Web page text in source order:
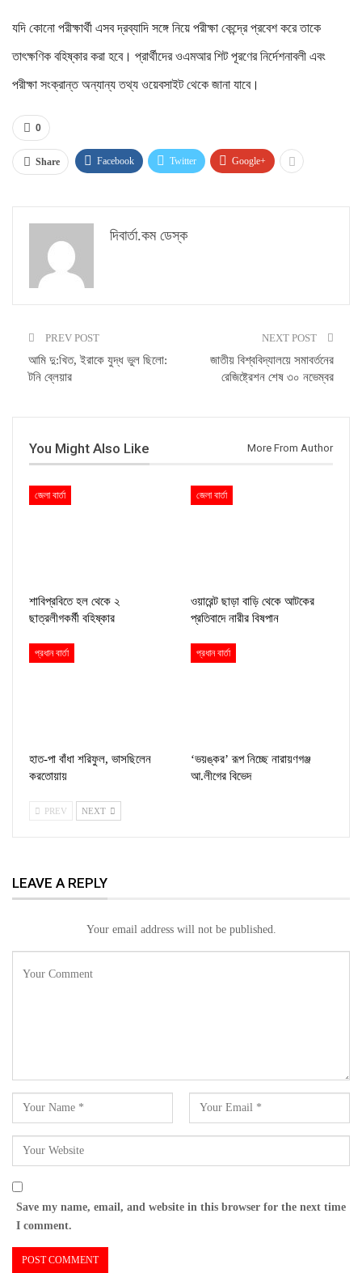
যদি কোনো পরীক্ষার্থী এসব দ্রব্যাদি সঙ্গে নিয়ে পরীক্ষা কেন্দ্রে প্রবেশ করে তাকে
তাৎক্ষণিক বহিষ্কার করা হবে। প্রার্থীদের ওএমআর শিট পূরণের নির্দেশনাবলী এবং
পরীক্ষা সংক্রান্ত অন্যান্য তথ্য ওয়েবসাইট থেকে জানা যাবে।
0
Share Facebook Twitter Google+
দিবার্তা.কম ডেস্ক
PREV POST
আমি দু:খিত, ইরাকে যুদ্ধ ভুল ছিলো:
টনি ব্লেয়ার
NEXT POST
জাতীয় বিশ্ববিদ্যালয়ে সমাবর্তনের
রেজিষ্ট্রেশন শেষ ৩০ নভেম্বর
You Might Also Like More From Author
জেলা বার্তা
শাবিপ্রবিতে হল থেকে ২
ছাত্রলীগকর্মী বহিষ্কার
জেলা বার্তা
ওয়ারেন্ট ছাড়া বাড়ি থেকে আটকের
প্রতিবাদে নারীর বিষপান
প্রধান বার্তা
হাত-পা বাঁধা শরিফুল, ভাসছিলেন
করতোয়ায়
প্রধান বার্তা
‘ভয়ঙ্কর’ রূপ নিচ্ছে নারায়ণগঞ্জ
আ.লীগের বিভেদ
PREV NEXT
LEAVE A REPLY
Your email address will not be published.
Save my name, email, and website in this browser for the next time
I comment.